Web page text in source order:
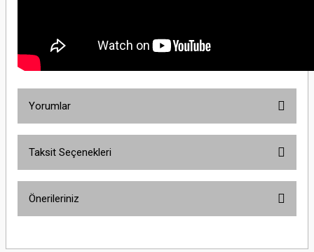
Yorumlar
Taksit Seçenekleri
Önerileriniz
yetersiz gördüğünüz noktaları öneri formunu kullanarak tarafımıza